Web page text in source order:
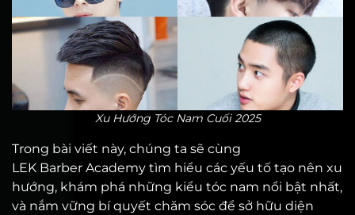
Xu Hướng Tóc Nam Cuối 2025
Trong bài viết này, chúng ta sẽ cùng
LEK Barber Academy tìm hiểu các yếu tố tạo nên xu
hướng, khám phá những kiểu tóc nam nổi bật nhất,
và nắm vững bí quyết chăm sóc để sở hữu diện